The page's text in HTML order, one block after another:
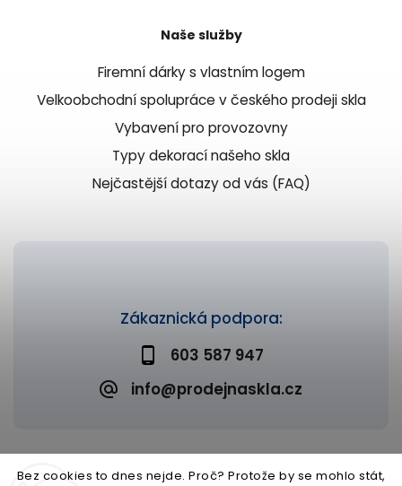
Bez cookies to dnes nejde. Proč? Protože by se mohlo stát,
Zákaznická podpora:
603 587 947
info@prodejnaskla.cz
Naše služby
Firemní dárky s vlastním logem
Velkoobchodní spolupráce v českého prodeji skla
Vybavení pro provozovny
Typy dekorací našeho skla
Nejčastější dotazy od vás (FAQ)